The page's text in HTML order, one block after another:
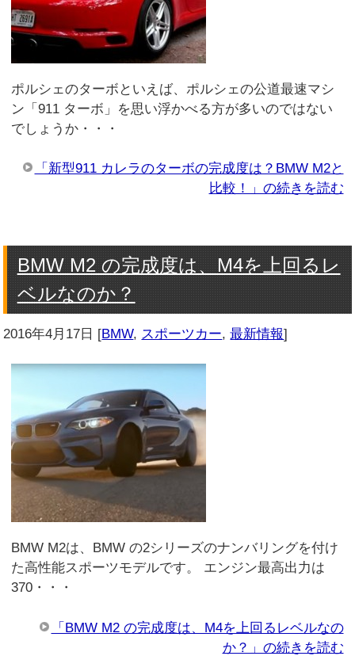
ポルシェのターボといえば、ポルシェの公道最速マシ
ン「911 ターボ」を思い浮かべる方が多いのではない
でしょうか・・・
「新型911 カレラのターボの完成度は？BMW M2と
比較！」の続きを読む
BMW M2 の完成度は、M4を上回るレ
ベルなのか？
2016年4月17日 [BMW, スポーツカー,最新情報]
BMW M2は、BMW の2シリーズのナンバリングを付け
た高性能スポーツモデルです。 エンジン最高出力は
370・・・
「BMW M2 の完成度は、M4を上回るレベルなの
か？」の続きを読む